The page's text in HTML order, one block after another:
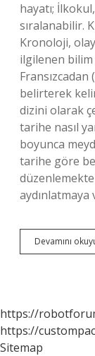
hayatı;
sıralanabilir.
Kronoloji,
ilgilenen bilim
belirterek
dizini olarak
tarihe nasıl
boyunca
tarihe göre
aydınlatmaya
Devamını
https://
https://
Sitemap